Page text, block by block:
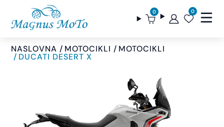
0 0
NASLOVNA MOTOCIKLI MOTOCIKLI
DUCATI DESERT X